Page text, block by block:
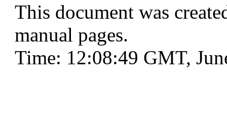
This document was
manual pages.
Time: 12:08:49 GMT,